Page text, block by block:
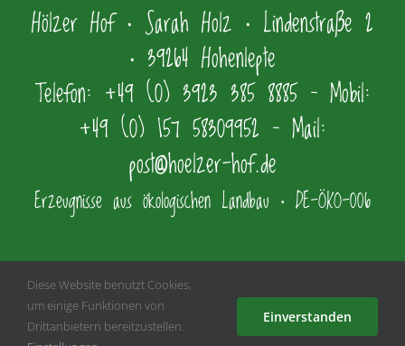
Hölzer Hof • Sarah Holz • Lindenstraße 2
• 39264 Hohenlepte
Telefon: +49 (0) 3923 385 8885 – Mobil:
+49 (0) 157 58309952 – Mail:
post@hoelzer-hof.de
Erzeugnisse aus ökologischen Landbau • DE-ÖKO-006
Kontakt
Diese Website benutzt Cookies,
um einige Funktionen von
Drittanbietern bereitzustellen.
Einverstanden